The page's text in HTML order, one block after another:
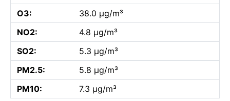
O3:
38.0 µg/m³
NO2:
4.8 µg/m³
SO2:
5.3 µg/m³
PM2.5:
5.8 µg/m³
PM10:
7.3 µg/m³